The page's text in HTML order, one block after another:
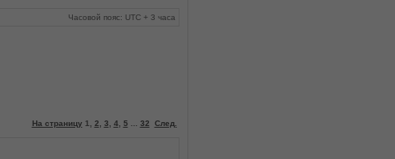
Часовой пояс: UTC + 3 часа
На страницу 1 2 3 4, 5 32 След.